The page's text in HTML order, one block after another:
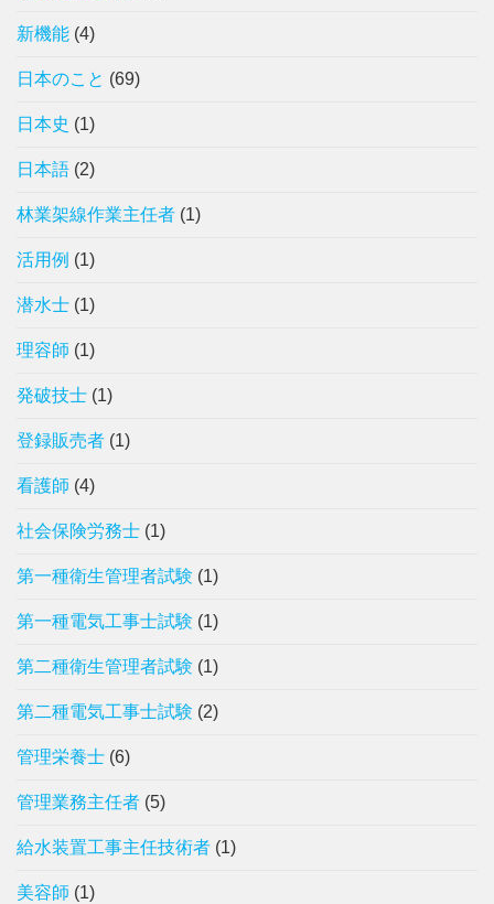
新機能 (4)
日本のこと (69)
日本史 (1)
日本語 (2)
林業架線作業主任者 (1)
活用例 (1)
潜水士 (1)
理容師 (1)
発破技士 (1)
登録販売者 (1)
看護師 (4)
社会保険労務士 (1)
第一種衛生管理者試験 (1)
第一種電気工事士試験 (1)
第二種衛生管理者試験 (1)
第二種電気工事士試験 (2)
管理栄養士 (6)
管理業務主任者 (5)
給水装置工事主任技術者 (1)
美容師 (1)